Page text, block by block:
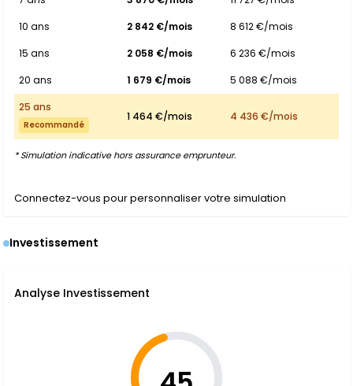
10 ans
2 842 €/mois
8 612 €/mois
15 ans
2 058 €/mois
6 236 €/mois
20 ans
1 679 €/mois
5 088 €/mois
25 ans
Recommandé
1 464 €/mois 4 436 €/mois
* Simulation indicative hors assurance emprunteur.
Connectez-vous pour personnaliser votre simulation
Investissement
Analyse Investissement